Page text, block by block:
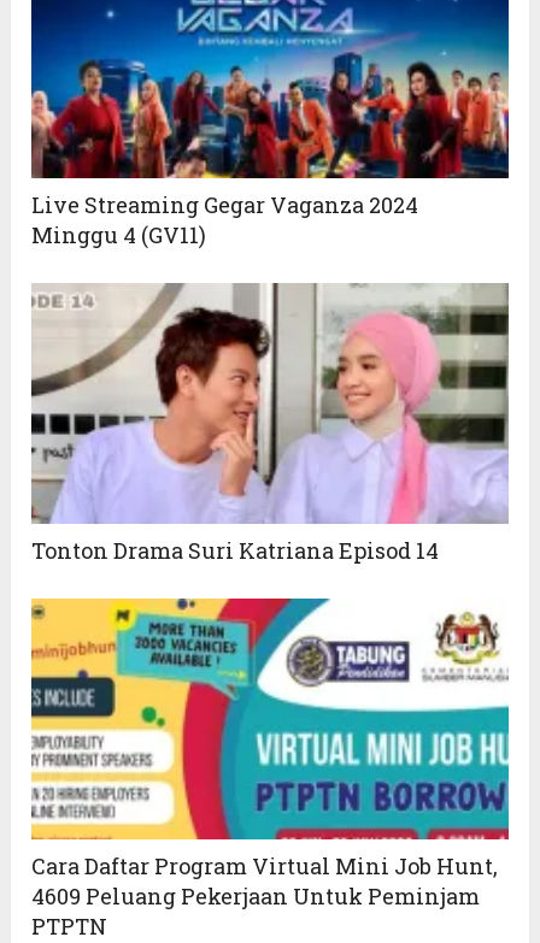
Live Streaming Gegar Vaganza 2024
Minggu 4 (GV11)
Tonton Drama Suri Katriana Episod 14
Cara Daftar Program Virtual Mini Job Hunt,
4609 Peluang Pekerjaan Untuk Peminjam
PTPTN